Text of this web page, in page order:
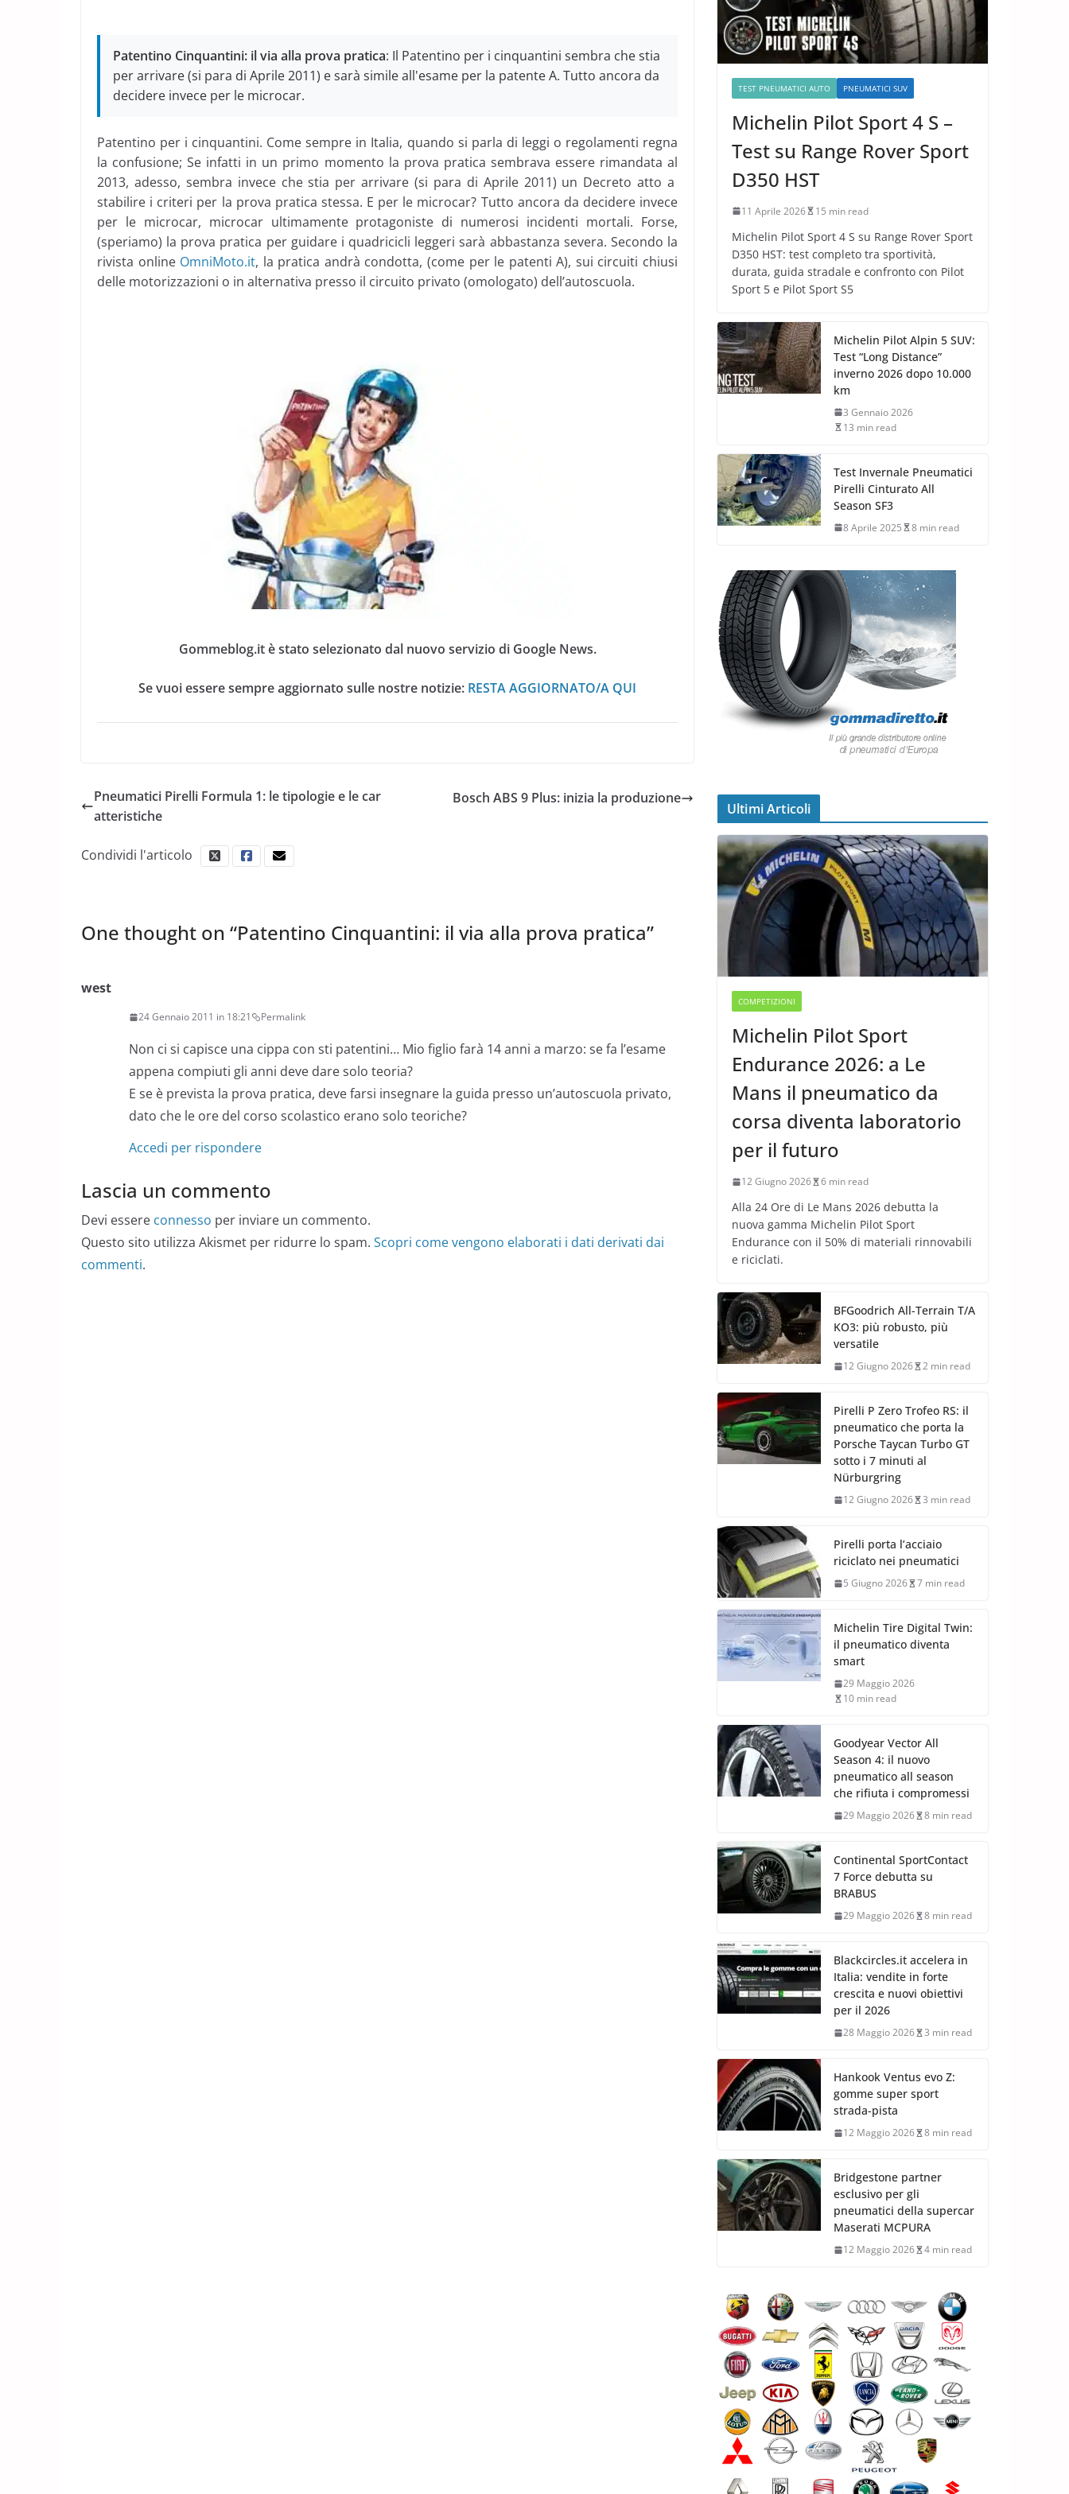
Patentino Cinquantini: il via alla prova pratica: Il Patentino per i cinquantini sembra che stia
per arrivare (si para di Aprile 2011) e sarà simile all'esame per la patente A. Tutto ancora da
decidere invece per le microcar.
Patentino per i cinquantini. Come sempre in Italia, quando si parla di leggi o regolamenti regna
la confusione; Se infatti in un primo momento la prova pratica sembrava essere rimandata al
2013, adesso, sembra invece che stia per arrivare (si para di Aprile 2011) un Decreto atto a
stabilire i criteri per la prova pratica stessa. E per le microcar? Tutto ancora da decidere invece
per le microcar, microcar ultimamente protagoniste di numerosi incidenti mortali. Forse,
(speriamo) la prova pratica per guidare i quadricicli leggeri sarà abbastanza severa. Secondo la
rivista online OmniMoto.it, la pratica andrà condotta, (come per le patenti A), sui circuiti chiusi
delle motorizzazioni o in alternativa presso il circuito privato (omologato) dell’autoscuola.
Gommeblog.it è stato selezionato dal nuovo servizio di Google News.
Se vuoi essere sempre aggiornato sulle nostre notizie: RESTA AGGIORNATO/A QUI
Pneumatici Pirelli Formula 1: le tipologie e le car
atteristiche
Bosch ABS 9 Plus: inizia la produzione
Condividi l'articolo
One thought on “Patentino Cinquantini: il via alla prova pratica”
west
24 Gennaio 2011 in 18:21 Permalink
Non ci si capisce una cippa con sti patentini… Mio figlio farà 14 anni a marzo: se fa l’esame
appena compiuti gli anni deve dare solo teoria?
E se è prevista la prova pratica, deve farsi insegnare la guida presso un’autoscuola privato,
dato che le ore del corso scolastico erano solo teoriche?
Accedi per rispondere
Lascia un commento
Devi essere connesso per inviare un commento.
Questo sito utilizza Akismet per ridurre lo spam. Scopri come vengono elaborati i dati derivati dai
commenti.
TEST PNEUMATICI AUTO PNEUMATICI SUV
Michelin Pilot Sport 4 S –
Test su Range Rover Sport
D350 HST
11 Aprile 2026 15 min read
Michelin Pilot Sport 4 S su Range Rover Sport
D350 HST: test completo tra sportività,
durata, guida stradale e confronto con Pilot
Sport 5 e Pilot Sport S5
Michelin Pilot Alpin 5 SUV:
Test “Long Distance”
inverno 2026 dopo 10.000
km
3 Gennaio 2026
13 min read
Test Invernale Pneumatici
Pirelli Cinturato All
Season SF3
8 Aprile 2025 8 min read
Ultimi Articoli
COMPETIZIONI
Michelin Pilot Sport
Endurance 2026: a Le
Mans il pneumatico da
corsa diventa laboratorio
per il futuro
12 Giugno 2026 6 min read
Alla 24 Ore di Le Mans 2026 debutta la
nuova gamma Michelin Pilot Sport
Endurance con il 50% di materiali rinnovabili
e riciclati.
BFGoodrich All-Terrain T/A
KO3: più robusto, più
versatile
12 Giugno 2026 2 min read
Pirelli P Zero Trofeo RS: il
pneumatico che porta la
Porsche Taycan Turbo GT
sotto i 7 minuti al
Nürburgring
12 Giugno 2026 3 min read
Pirelli porta l’acciaio
riciclato nei pneumatici
5 Giugno 2026 7 min read
Michelin Tire Digital Twin:
il pneumatico diventa
smart
29 Maggio 2026
10 min read
Goodyear Vector All
Season 4: il nuovo
pneumatico all season
che rifiuta i compromessi
29 Maggio 2026 8 min read
Continental SportContact
7 Force debutta su
BRABUS
29 Maggio 2026 8 min read
Blackcircles.it accelera in
Italia: vendite in forte
crescita e nuovi obiettivi
per il 2026
28 Maggio 2026 3 min read
Hankook Ventus evo Z:
gomme super sport
strada-pista
12 Maggio 2026 8 min read
Bridgestone partner
esclusivo per gli
pneumatici della supercar
Maserati MCPURA
12 Maggio 2026 4 min read